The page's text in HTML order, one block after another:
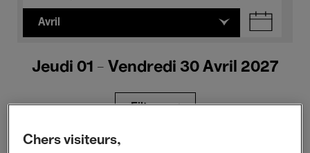
Avril
Jeudi 01 - Vendredi 30 Avril 2027
Filtres
Chers visiteurs,